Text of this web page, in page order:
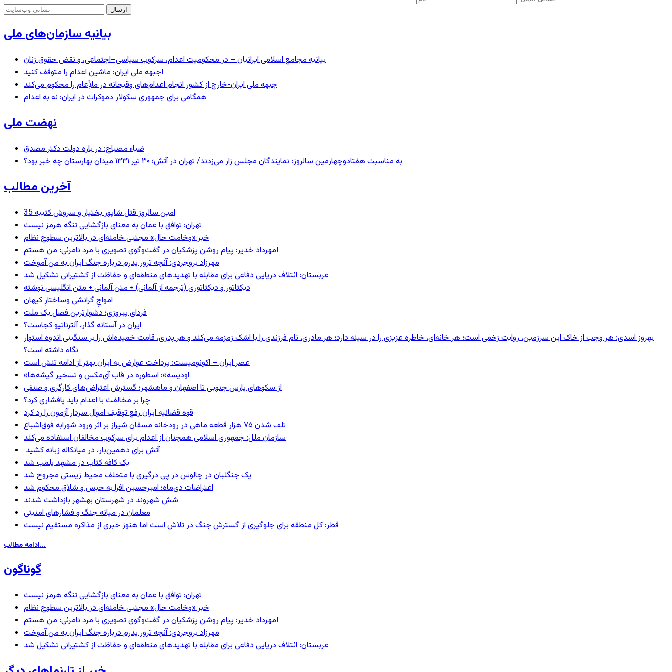
بیانیه سازمان‌های ملی
بیانیه مجامع اسلامی ایرانیان – در محکومیت اعدام، سرکوب سیاسی–اجتماعی، و نقض حقوق زنان
جبهه ملی ایران: ماشین اعدام را متوقف کنید!
جبهه ملی ایران-خارج از کشور انجام اعدام‌های وقیحانه در ملأِعام را محکوم می‌کند
همگامی برای جمهوری سکولار دموکرات در ایران: نه به اعدام
نهضت ملی
ضیاء مصباح: در باره دولت دکتر مصدق
به مناسبت هفتادوچهارمین سالروز: نمایندگان مجلس زار می‌زدند/ تهران در آتش؛ ۳۰ تیر ۱۳۳۱ میدان بهارستان چه خبر بود؟
آخرین مطالب
35 امین سالروز قتل شاپور بختیار و سروش کتیبه
تهران: توافق با عمان به معنای بازگشایی تنگه هرمز نیست
خبر «وخامت حال» مجتبی خامنه‌ای در بالاترین سطوح نظام
مهرداد خدیر: پیام روشن پزشکیان در گفت‌و‌گوی تصویری با مرد نامرئی: من هستم!
مهرزاد بروجردی: آنچه ترور پدرم درباره جنگ ایران به من آموخت
عربستان: ائتلاف دریایی دفاعی برای مقابله با تهدیدهای منطقه‌ای و حفاظت از کشتیرانی تشکیل شد
دیکتاتور و دیکتاتوری (ترجمه از آلمانی) + متن آلمانی + متن انگلیسی نوشته
‌امواجِ گرانشی وساختارِ کیهان
فردای پیروزی؛ دشوارترین فصل یک ملت
ایران در آستانه گذار، آلترناتیو کجاست؟
بهروز اسدی: هر وجب از خاک‌ این سرزمین، روایت زخمی است؛ هر خانه‌ای، خاطره عزیزی را در سینه دارد؛ هر مادری، نام فرزندی را با اشک زمزمه می‌کند و هر پدری، قامت خمیده‌اش را بر سنگینی اندوه استوار
نگاه داشته است؟
عصر ایران – اکونومیست: پرداخت عوارض به ایران بهتر از ادامه تنش است
«اودیسه»؛ اسطوره در قاب آی‌مکس و تسخیر گیشه‌ها
از سکوهای پارس جنوبی تا اصفهان و ماهشهر؛ گسترش اعتراض‌های کارگری و صنفی
چرا بر مخالفت با اعدام باید پافشاری کرد؟
قوه قضائیه ایران رفع توقیف اموال سردار آزمون را رد کرد
تلف شدن ۷۵ هزار قطعه ماهی در رودخانه مسقان شیراز بر اثر ورود شورابه فوق‌اشباع
سازمان ملل: جمهوری اسلامی همچنان از اعدام برای سرکوب مخالفان استفاده می‌کند
آتش برای دهمین‌بار، در میانکاله زبانه کشید
یک کافه کتاب در مشهد پلمب شد
یک جنگلبان در چالوس در پی درگیری با متخلف محیط زیستی مجروح شد
اعتراضات دی‌ماه؛ امیرحسین افرا به حبس و شلاق محکوم شد
شش شهروند در شهرستان بهشهر بازداشت شدند
معلمان در میانه جنگ و فشارهای امنیتی
قطر: کل منطقه برای جلوگیری از گسترش جنگ در تلاش است اما هنوز خبری از مذاکره مستقیم نیست
ادامه مطالب...
گوناگون
تهران: توافق با عمان به معنای بازگشایی تنگه هرمز نیست
خبر «وخامت حال» مجتبی خامنه‌ای در بالاترین سطوح نظام
مهرداد خدیر: پیام روشن پزشکیان در گفت‌و‌گوی تصویری با مرد نامرئی: من هستم!
مهرزاد بروجردی: آنچه ترور پدرم درباره جنگ ایران به من آموخت
عربستان: ائتلاف دریایی دفاعی برای مقابله با تهدیدهای منطقه‌ای و حفاظت از کشتیرانی تشکیل شد